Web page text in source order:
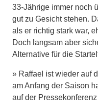
33-Jährige immer noch
gut zu Gesicht stehen.
als er richtig stark war,
Doch langsam aber
Alternative für die
» Raffael ist wieder auf
am Anfang der Saison
auf der